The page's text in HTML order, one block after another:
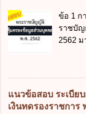
รับผิดช
หน่วย
การบริ
สาธา
พัฒนา
เว้นแต่
ภาคบั
มารดา
กฎหม
อยู่ด้วย
3. ผู้ปก
ในสถา
ข้อ 1 ก
ราชบั
2562
ข. พร
กระทร
หน่วย
แนวข้อสอบ ระเบีย
เงินทดรองราชการ